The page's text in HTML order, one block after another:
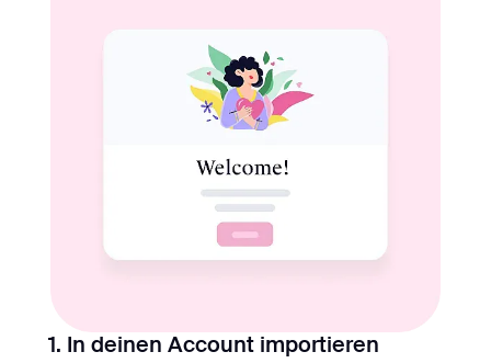
1. In deinen Account importieren